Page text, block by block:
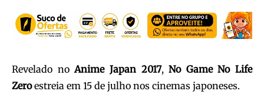
Revelado noAnime Japan 2017,No Game No Life
Zeroestreia em 15 de julho nos cinemas japoneses.